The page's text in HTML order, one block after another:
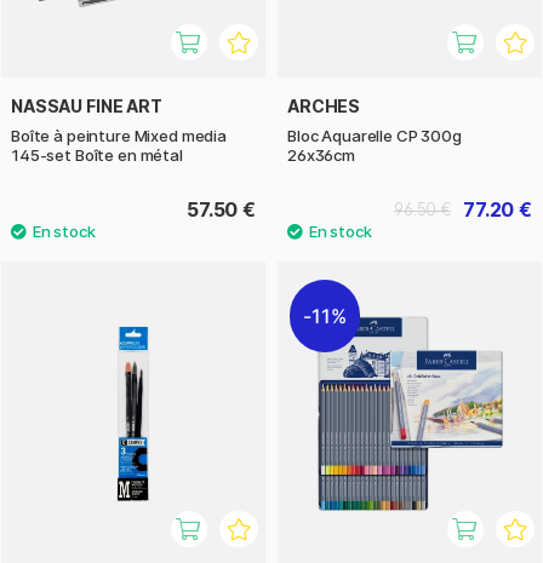
NASSAU FINE ART
Boîte à peinture Mixed media
145-set Boîte en métal
57.50 €
ARCHES
Bloc Aquarelle CP 300g
26x36cm
77.20 €
96.50 €
11%